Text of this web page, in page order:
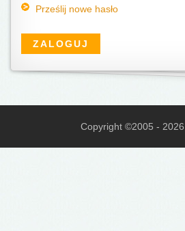
Prześlij nowe hasło
Copyright ©2005 - 2026,